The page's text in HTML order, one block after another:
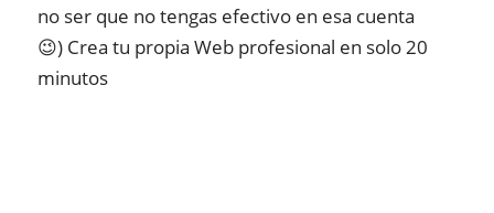
no ser que no tengas efectivo en esa cuenta
😉) Crea tu propia Web profesional en solo 20
minutos